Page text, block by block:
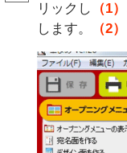
リックし
（1）
します。
（2）